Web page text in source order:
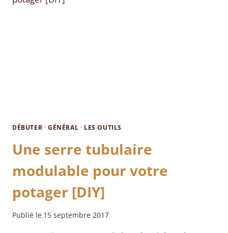
DÉBUTER · GÉNÉRAL · LES OUTILS
Une serre tubulaire
modulable pour votre
potager [DIY]
Publié le 15 septembre 2017